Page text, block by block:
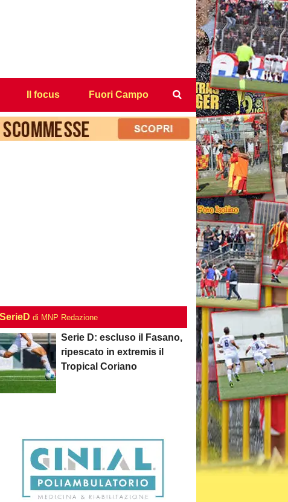
Il focus Fuori Campo
SerieD di MNP Redazione
Serie D: escluso il Fasano,
ripescato in extremis il
Tropical Coriano